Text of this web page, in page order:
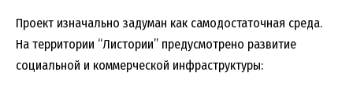
Проект изначально задуман как самодостаточная среда.
На территории “Листории” предусмотрено развитие
социальной и коммерческой инфраструктуры: